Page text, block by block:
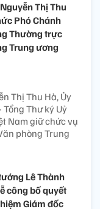
Thị Thu
Phó Chánh
Thường trực
Trung ương
Thị Thu Hà, Ủy
Thư ký Uỷ
Nam giữ chức vụ
phòng Trung
Lê Thành
công bố quyết
Giám đốc